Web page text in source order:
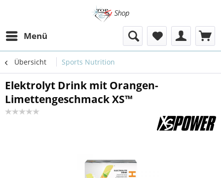
Menü
Übersicht Sports Nutrition
Elektrolyt Drink mit Orangen-
Limettengeschmack XS™